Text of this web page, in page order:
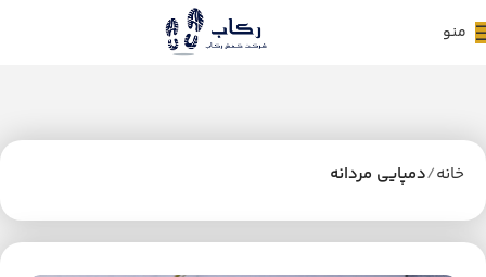
منو
خانه دمپایی مردانه